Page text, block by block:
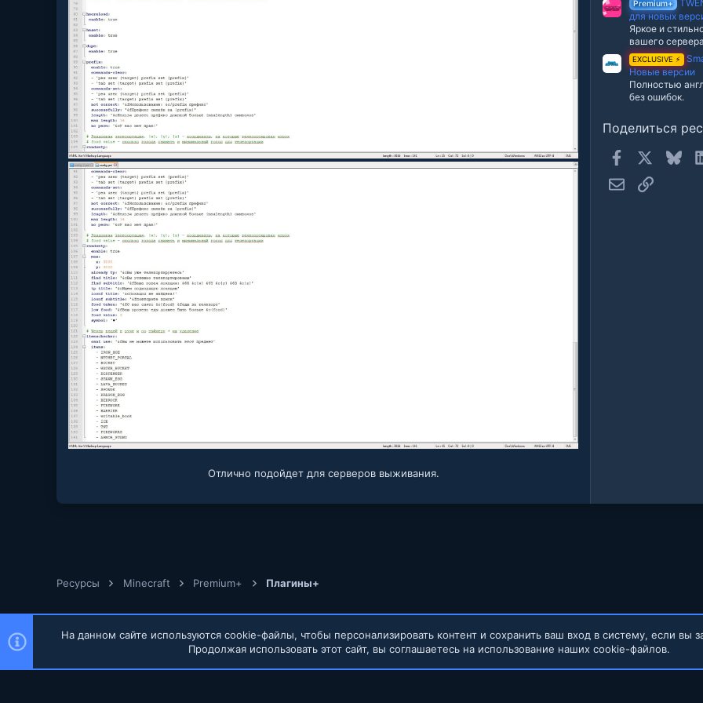
Отлично подойдет для серверов выживания.​
Premium+
для новых
Яркое и
вашего
EXCLUSIVE ⚡
Новые версии
Полностью
без ошибок.
Поделиться
Facebook
Электронная
Ссылка
Ресурсы Minecraft Premium+ Плагины+
Обратная связь Условия и правила
На данном сайте используются cookie-файлы, чтобы персонализировать контент и сохранить ваш вход в систему, если вы
Продолжая использовать этот сайт, вы соглашаетесь на использование наших cookie-файлов.